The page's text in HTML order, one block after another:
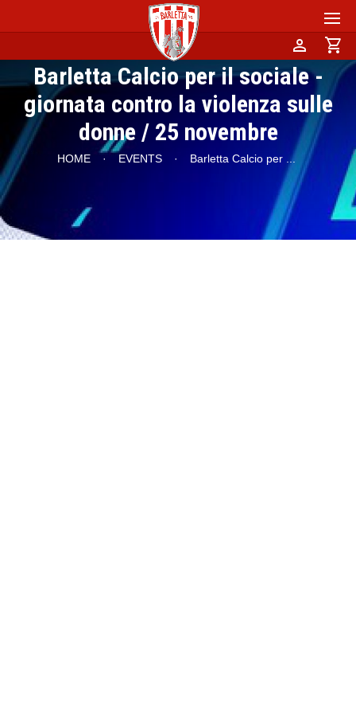
person shopping_cart
Barletta Calcio per il sociale -
giornata contro la violenza sulle
donne / 25 novembre
HOME · EVENTS · Barletta Calcio per ...